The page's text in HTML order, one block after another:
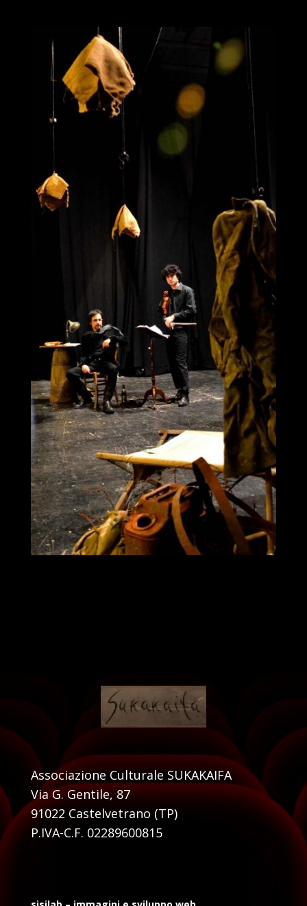
Associazione Culturale SUKAKAIFA
Via G. Gentile, 87
91022 Castelvetrano (TP)
P.IVA-C.F. 02289600815